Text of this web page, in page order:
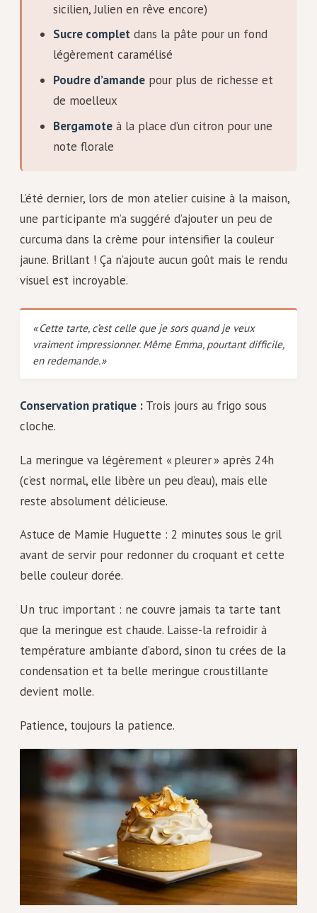
sicilien, Julien en rêve encore)
Sucre completdans la pâte pour un fond
légèrement caramélisé
Poudre d’amandepour plus de richesse et
de moelleux
Bergamoteà la place d’un citron pour une
note florale
L’été dernier, lors de mon atelier cuisine à la maison,
une participante m’a suggéré d’ajouter un peu de
curcuma dans la crème pour intensifier la couleur
jaune. Brillant ! Ça n’ajoute aucun goût mais le rendu
visuel est incroyable.
« Cette tarte, c’est celle que je sors quand je veux
vraiment impressionner. Même Emma, pourtant difficile,
en redemande. »
Conservation pratique : Trois jours au frigo sous
cloche.
La meringue va légèrement « pleurer » après 24h
(c’est normal, elle libère un peu d’eau), mais elle
reste absolument délicieuse.
Astuce de Mamie Huguette : 2 minutes sous le gril
avant de servir pour redonner du croquant et cette
belle couleur dorée.
Un truc important : ne couvre jamais ta tarte tant
que la meringue est chaude. Laisse-la refroidir à
température ambiante d’abord, sinon tu crées de la
condensation et ta belle meringue croustillante
devient molle.
Patience, toujours la patience.